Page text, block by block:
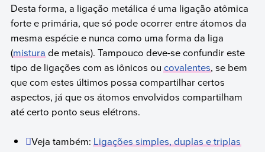
Desta forma, a ligação metálica é uma ligação atômica
forte e primária, que só pode ocorrer entre átomos da
mesma espécie e nunca como uma forma da liga
(misturade metais). Tampouco deve-se confundir este
tipo de ligações com as iônicos oucovalentes, se bem
que com estes últimos possa compartilhar certos
aspectos, já que os átomos envolvidos compartilham
até certo ponto seus elétrons.
Veja também:Ligações simples, duplas e triplas